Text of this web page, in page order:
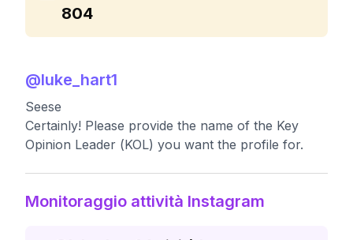
804
@luke_hart1
Seese
Certainly! Please provide the name of the Key
Opinion Leader (KOL) you want the profile for.
Monitoraggio attività Instagram